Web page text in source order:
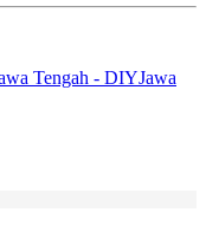
Tengah - DIYJawa